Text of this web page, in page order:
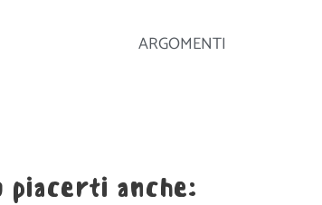
ARGOMENTI
piacerti anche: